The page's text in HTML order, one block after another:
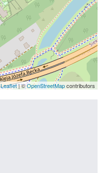
Leaflet| ©OpenStreetMapcontributors